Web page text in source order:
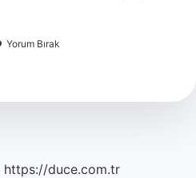
Yorum Bırak
https://duce.com.tr